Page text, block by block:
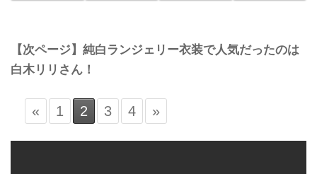
【次ページ】純白ランジェリー衣装で人気だったのは
白木リリさん！
« 1 2 3 4 »